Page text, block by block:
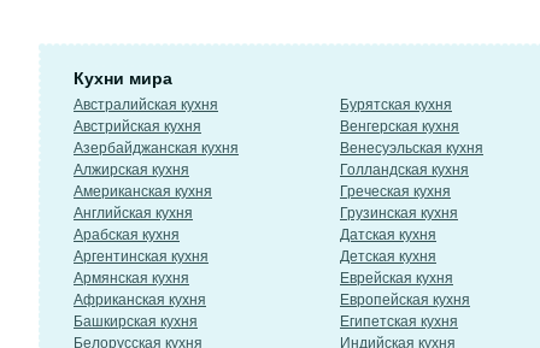
Кухни мира
Австралийская кухня
Австрийская кухня
Азербайджанская кухня
Алжирская кухня
Американская кухня
Английская кухня
Арабская кухня
Аргентинская кухня
Армянская кухня
Африканская кухня
Башкирская кухня
Белорусская кухня
Бурятская кухня
Венгерская кухня
Венесуэльская кухня
Голландская кухня
Греческая кухня
Грузинская кухня
Датская кухня
Детская кухня
Еврейская кухня
Европейская кухня
Египетская кухня
Индийская кухня